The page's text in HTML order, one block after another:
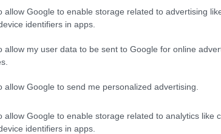
allow Google to enable storage related to advertising
identifiers in apps.
allow my user data to be sent to Google for online
allow Google to send me personalized advertising.
allow Google to enable storage related to analytics like
identifiers in apps.